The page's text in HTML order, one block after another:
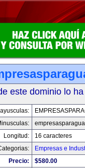
este dominio lo
Longitud:
16 caracteres
Empresas e
Precio:
$580.00